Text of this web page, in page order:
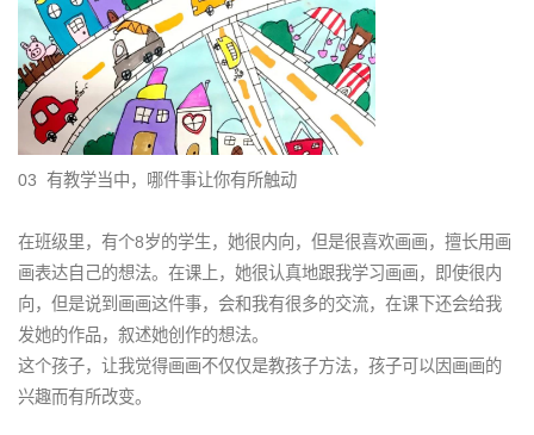
03 有教学当中，哪件事让你有所触动
在班级里，有个8岁的学生，她很内向，但是很喜欢画画，擅长用画
画表达自己的想法。在课上，她很认真地跟我学习画画，即使很内
向，但是说到画画这件事，会和我有很多的交流，在课下还会给我
发她的作品，叙述她创作的想法。
这个孩子，让我觉得画画不仅仅是教孩子方法，孩子可以因画画的
兴趣而有所改变。